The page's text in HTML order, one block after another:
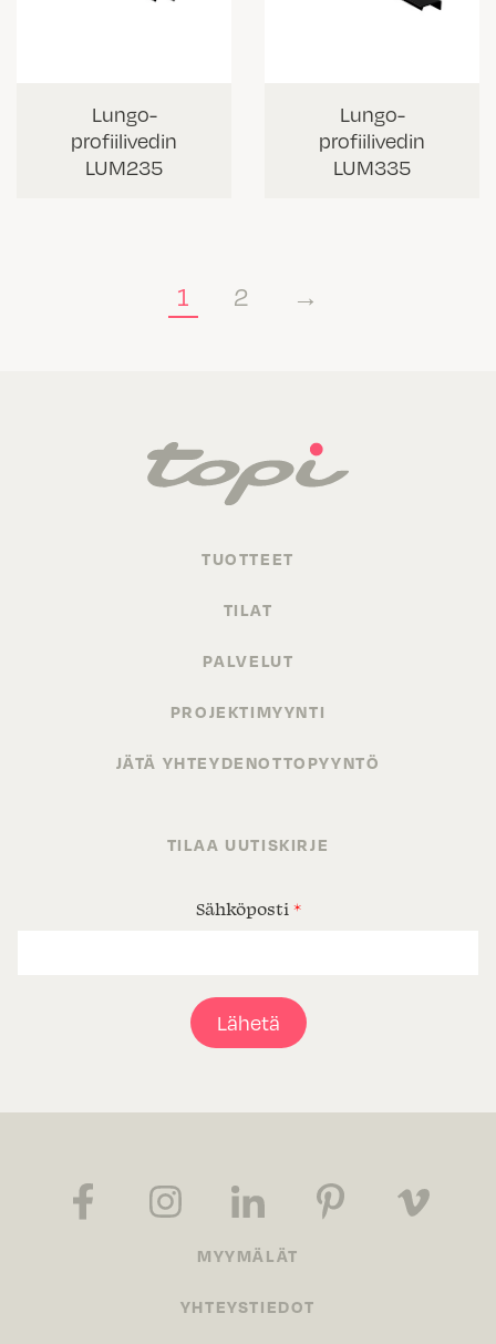
Lungo-
profiilivedin
LUM235
Lungo-
profiilivedin
LUM335
1 2 →
TUOTTEET
TILAT
PALVELUT
PROJEKTIMYYNTI
JÄTÄ YHTEYDENOTTOPYYNTÖ
TILAA UUTISKIRJE
Sähköposti *
Lähetä
MYYMÄLÄT
YHTEYSTIEDOT